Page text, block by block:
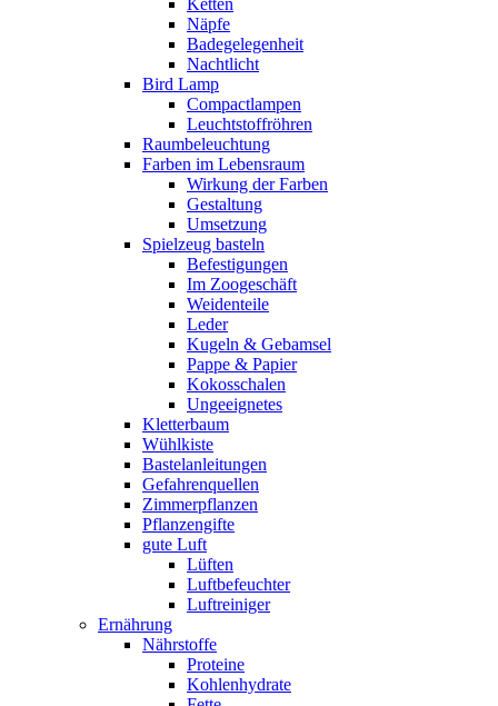
Ketten
Näpfe
Badegelegenheit
Nachtlicht
Bird Lamp
Compactlampen
Leuchtstoffröhren
Raumbeleuchtung
Farben im Lebensraum
Wirkung der Farben
Gestaltung
Umsetzung
Spielzeug basteln
Befestigungen
Im Zoogeschäft
Weidenteile
Leder
Kugeln & Gebamsel
Pappe & Papier
Kokosschalen
Ungeeignetes
Kletterbaum
Wühlkiste
Bastelanleitungen
Gefahrenquellen
Zimmerpflanzen
Pflanzengifte
gute Luft
Lüften
Luftbefeuchter
Luftreiniger
Ernährung
Nährstoffe
Proteine
Kohlenhydrate